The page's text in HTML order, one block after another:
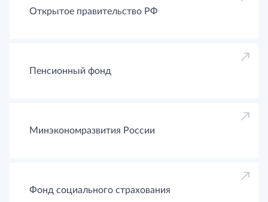
Открытое правительство РФ
Пенсионный фонд
Минэкономразвития России
Фонд социального страхования